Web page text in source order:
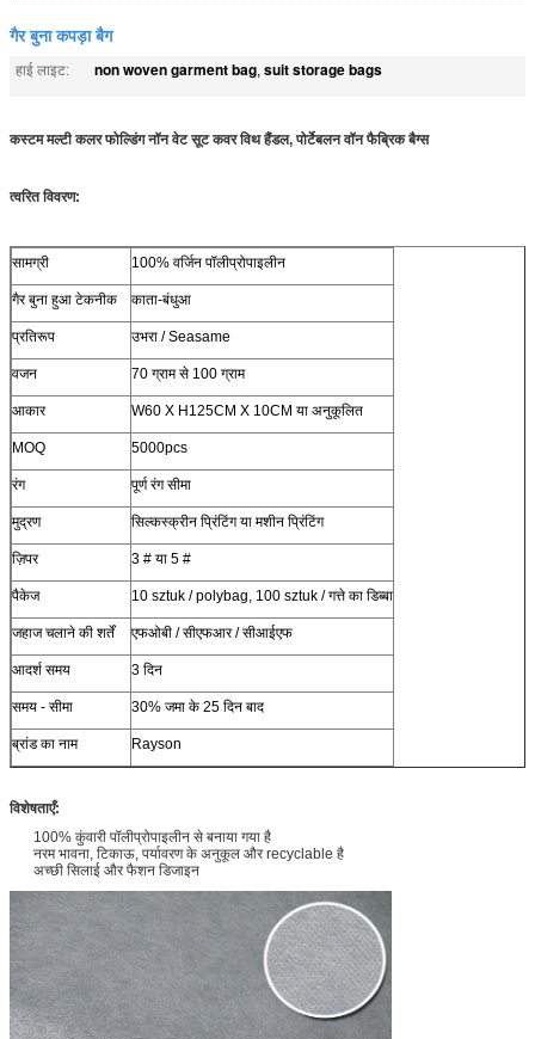
गैर बुना कपड़ा बैग
हाई लाइट: non woven garment bag, suit storage bags
कस्टम मल्टी कलर फोल्डिंग नॉन वेट सूट कवर विथ हैंडल, पोर्टेबलन वॉन फैब्रिक बैग्स
त्वरित विवरण:
सामग्री 100% वर्जिन पॉलीप्रोपाइलीन
गैर बुना हुआ टेकनीक काता-बंधुआ
प्रतिरूप उभरा / Seasame
वजन 70 ग्राम से 100 ग्राम
आकार W60 X H125CM X 10CM या अनुकूलित
MOQ 5000pcs
रंग पूर्ण रंग सीमा
मुद्रण सिल्कस्क्रीन प्रिंटिंग या मशीन प्रिंटिंग
ज़िपर 3 # या 5 #
पैकेज 10 sztuk / polybag, 100 sztuk / गत्ते का डिब्बा
जहाज चलाने की शर्तें एफओबी / सीएफआर / सीआईएफ
आदर्श समय 3 दिन
समय - सीमा 30% जमा के 25 दिन बाद
ब्रांड का नाम Rayson
विशेषताएँ:
100% कुंवारी पॉलीप्रोपाइलीन से बनाया गया है
नरम भावना, टिकाऊ, पर्यावरण के अनुकूल और recyclable है
अच्छी सिलाई और फैशन डिजाइन